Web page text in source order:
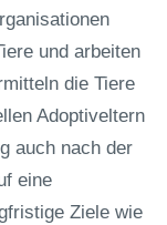
und arbeiten
die Tiere
Adoptiveltern
auch nach der
eine
Ziele wie